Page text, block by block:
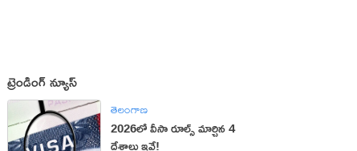
ట్రెండింగ్ న్యూస్
తెలంగాణ
2026లో వీసా రూల్స్ మార్చిన 4
దేశాలు ఇవే!